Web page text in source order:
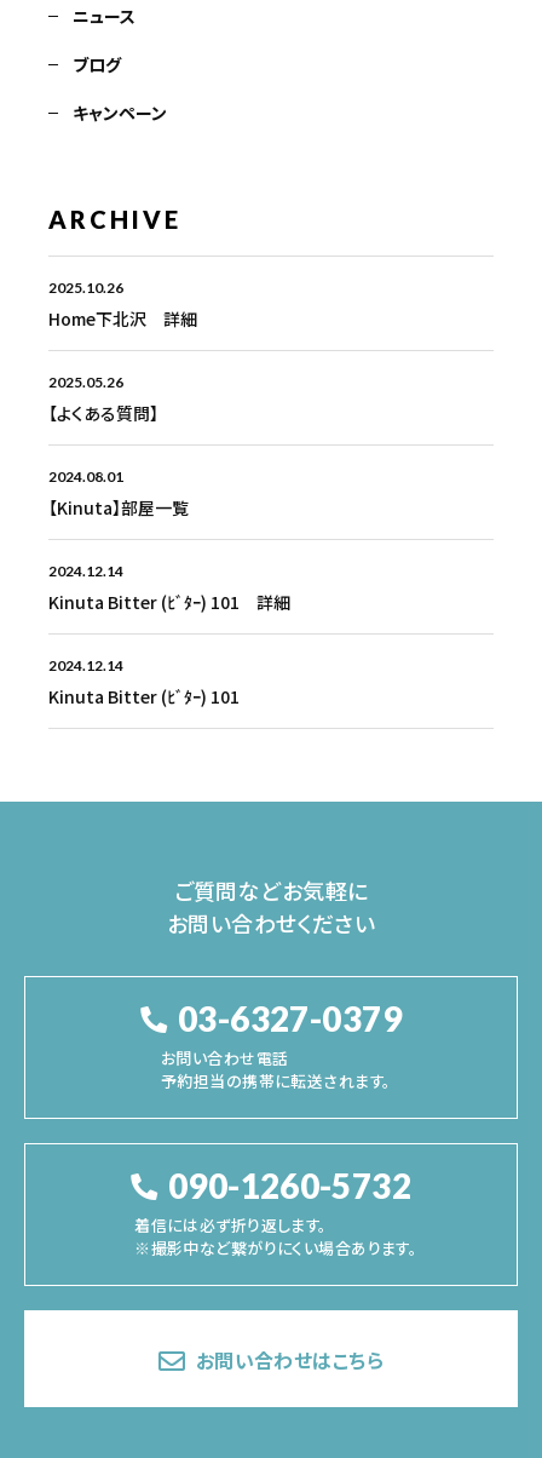
ニュース
ブログ
キャンペーン
ARCHIVE
2025.10.26
Home下北沢 詳細
2025.05.26
【よくある質問】
2024.08.01
【Kinuta】部屋一覧
2024.12.14
Kinuta Bitter (ﾋﾞﾀｰ) 101 詳細
2024.12.14
Kinuta Bitter (ﾋﾞﾀｰ) 101
ご質問などお気軽に
お問い合わせください
03-6327-0379
お問い合わせ電話
予約担当の携帯に転送されます。
090-1260-5732
着信には必ず折り返します。
※撮影中など繋がりにくい場合あります。
お問い合わせはこちら